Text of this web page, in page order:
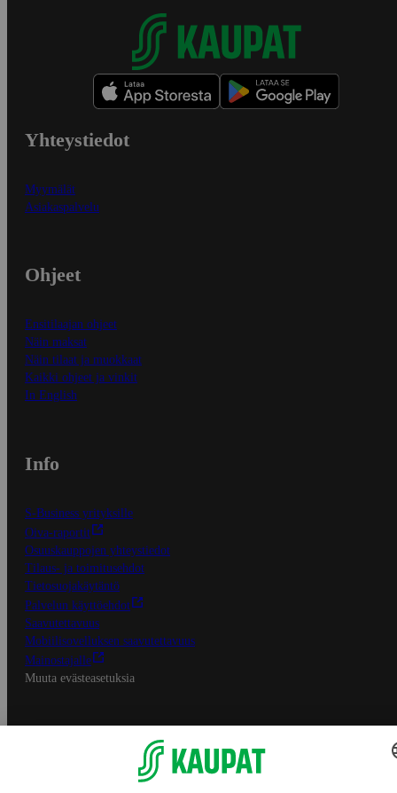
Yhteystiedot
Myymälät
Asiakaspalvelu
Ohjeet
Ensitilaajan ohjeet
Näin maksat
Näin tilaat ja muokkaat
Kaikki ohjeet ja vinkit
In English
Info
S-Business yrityksille
Oiva-raportit
Osuuskauppojen yhteystiedot
Tilaus- ja toimitusehdot
Tietosuojakäytäntö
Palvelun käyttöehdot
Saavutettavuus
Mobiilisovelluksen saavutettavuus
Mainostajalle
Muuta evästeasetuksia
S-ryhmän palvelut